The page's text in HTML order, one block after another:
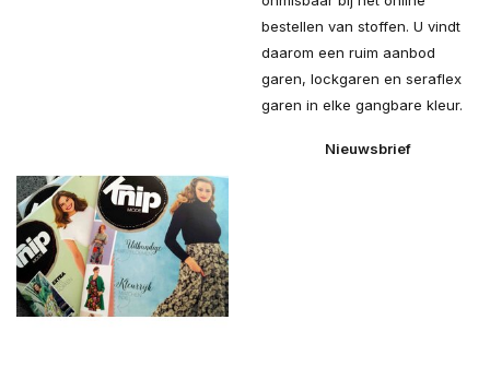
bestellen van stoffen. U vindt
daarom een ruim aanbod
garen, lockgaren en seraflex
garen in elke gangbare kleur.
Nieuwsbrief